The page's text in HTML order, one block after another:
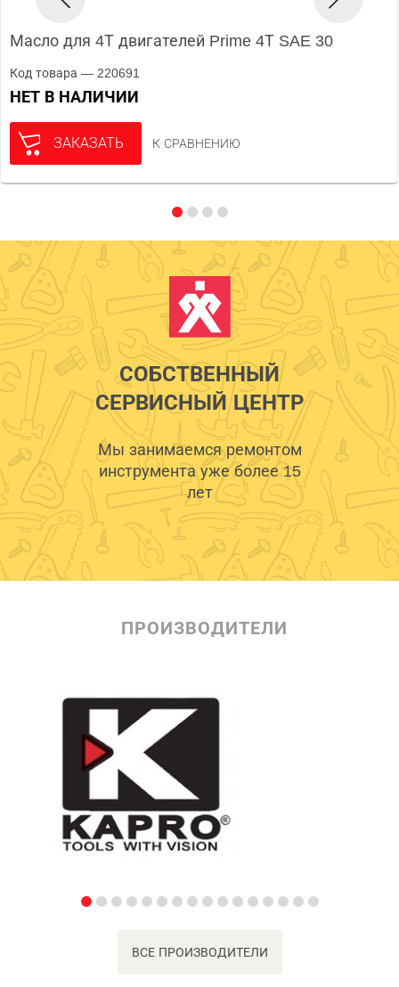
Масло для 4Т двигателей Prime 4Т SAE 30
Код товара — 220691
НЕТ В НАЛИЧИИ
ЗАКАЗАТЬ К СРАВНЕНИЮ
СОБСТВЕННЫЙ
СЕРВИСНЫЙ ЦЕНТР
Мы занимаемся ремонтом
инструмента уже более 15
лет
ПРОИЗВОДИТЕЛИ
ВСЕ ПРОИЗВОДИТЕЛИ